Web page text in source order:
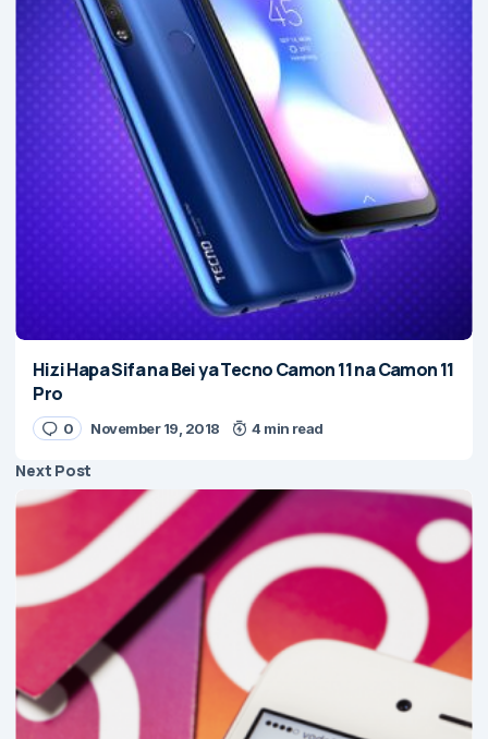
Hizi Hapa Sifa na Bei ya Tecno Camon 11 na Camon 11
Pro
0 November 19, 2018 4 min read
Next Post